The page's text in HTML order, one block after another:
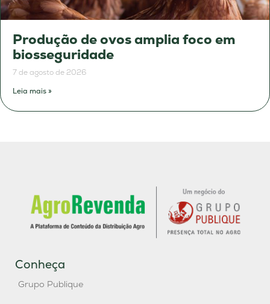
Produção de ovos amplia foco em
biosseguridade
7 de agosto de 2026
Leia mais »
Conheça
Grupo Publique